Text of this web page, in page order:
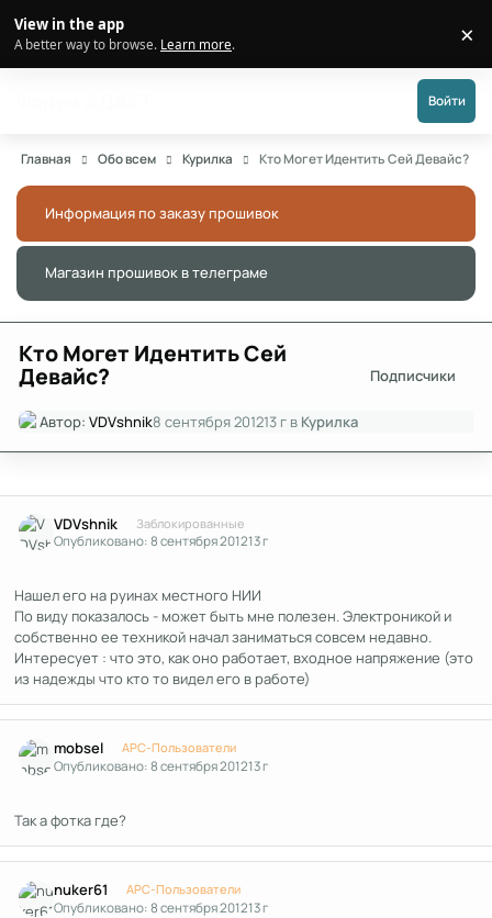
View in the app
A better way to browse. Learn more. ×
Войти
Главная Обо всем Курилка Кто Могет Идентить Сей Девайс?
Информация по заказу прошивок
Магазин прошивок в телеграме
Кто Могет Идентить Сей
Девайс? Подписчики
Автор:VDVshnik8 сентября 201213 г в Курилка
VDVshnik Заблокированные
Опубликовано:8 сентября 201213 г
Нашел его на руинах местного НИИ
По виду показалось - может быть мне полезен. Электроникой и
собственно ее техникой начал заниматься совсем недавно.
Интересует : что это, как оно работает, входное напряжение (это
из надежды что кто то видел его в работе)
mobsel APC-Пользователи
Опубликовано:8 сентября 201213 г
Так а фотка где?
nuker61 APC-Пользователи
Опубликовано:8 сентября 201213 г